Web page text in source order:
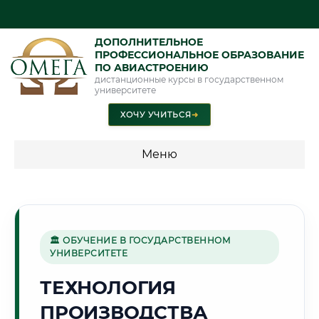
ДОПОЛНИТЕЛЬНОЕ
ПРОФЕССИОНАЛЬНОЕ ОБРАЗОВАНИЕ
ПО АВИАСТРОЕНИЮ
дистанционные курсы в государственном
университете
ХОЧУ УЧИТЬСЯ➜
Меню
🌞
Г. СИМФЕРОПОЛЬ
🏛 ОБУЧЕНИЕ В ГОСУДАРСТВЕННОМ
УНИВЕРСИТЕТЕ
ТЕХНОЛОГИЯ
ПРОИЗВОДСТВА